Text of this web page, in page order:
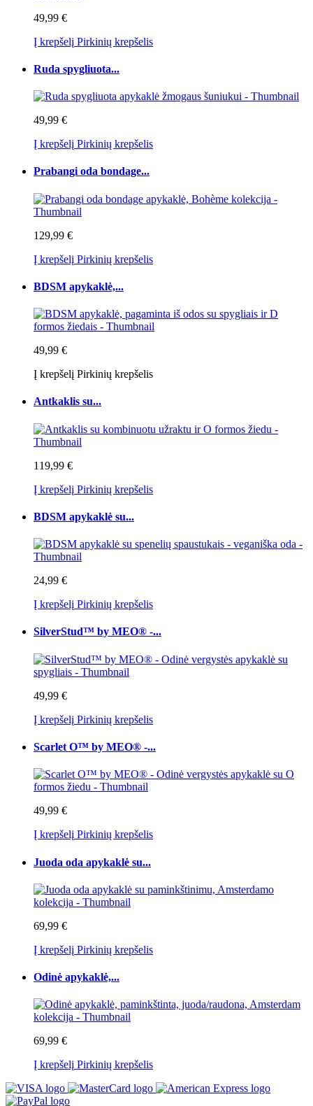
49,99 €
Į krepšelį Pirkinių krepšelis
Ruda spygliuota...
49,99 €
Į krepšelį Pirkinių krepšelis
Prabangi oda bondage...
129,99 €
Į krepšelį Pirkinių krepšelis
BDSM apykaklė,...
49,99 €
Į krepšelį Pirkinių krepšelis
Antkaklis su...
119,99 €
Į krepšelį Pirkinių krepšelis
BDSM apykaklė su...
24,99 €
Į krepšelį Pirkinių krepšelis
SilverStud™ by MEO® -...
49,99 €
Į krepšelį Pirkinių krepšelis
Scarlet O™ by MEO® -...
49,99 €
Į krepšelį Pirkinių krepšelis
Juoda oda apykaklė su...
69,99 €
Į krepšelį Pirkinių krepšelis
Odinė apykaklė,...
69,99 €
Į krepšelį Pirkinių krepšelis